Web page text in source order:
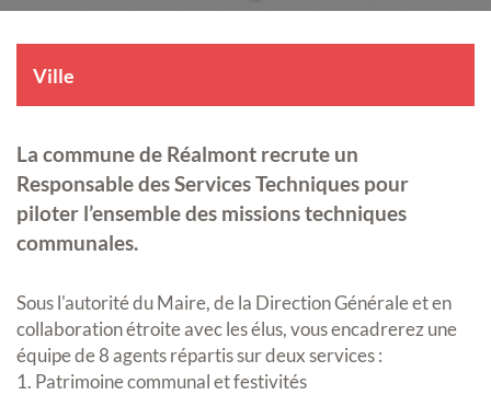
Ville
La commune de Réalmont recrute un
Responsable des Services Techniques pour
piloter l’ensemble des missions techniques
communales.
Sous l'autorité du Maire, de la Direction Générale et en
collaboration étroite avec les élus, vous encadrerez une
équipe de 8 agents répartis sur deux services :
1. Patrimoine communal et festivités